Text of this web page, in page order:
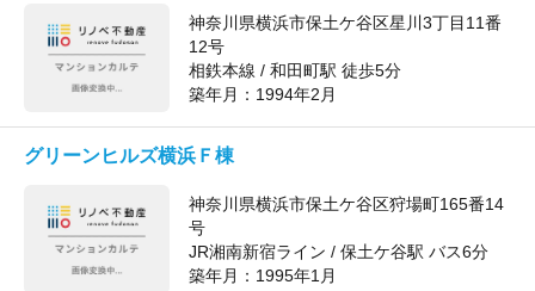
神奈川県横浜市保土ケ谷区星川3丁目11番
12号
相鉄本線 / 和田町駅 徒歩5分
築年月： 1994年2月
グリーンヒルズ横浜Ｆ棟
神奈川県横浜市保土ケ谷区狩場町165番14
号
JR湘南新宿ライン / 保土ケ谷駅 バス6分
築年月： 1995年1月